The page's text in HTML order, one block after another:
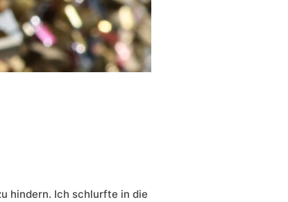
hindern. Ich schlurfte in die